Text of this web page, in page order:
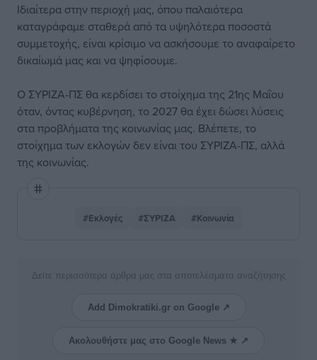
Ιδιαίτερα στην περιοχή μας, όπου παλαιότερα
καταγράφαμε σταθερά από τα υψηλότερα ποσοστά
συμμετοχής, είναι κρίσιμο να ασκήσουμε το αναφαίρετο
δικαίωμά μας και να ψηφίσουμε.
Ο ΣΥΡΙΖΑ-ΠΣ θα κερδίσει το στοίχημα της 21ης Μαΐου
όταν, όντας κυβέρνηση, το 2027 θα έχει δώσει λύσεις
στα προβλήματα της κοινωνίας μας. Βλέπετε, το
στοίχημα των εκλογών δεν είναι του ΣΥΡΙΖΑ-ΠΣ, αλλά
της κοινωνίας.
#Εκλογές #ΣΥΡΙΖΑ #Κοινωνία
Δείτε περισσότερα άρθρα μας στα αποτελέσματα αναζήτησης
Add Dimokratiki.gr on Google ↗
Ακολουθήστε μας στο Google News ★ ↗